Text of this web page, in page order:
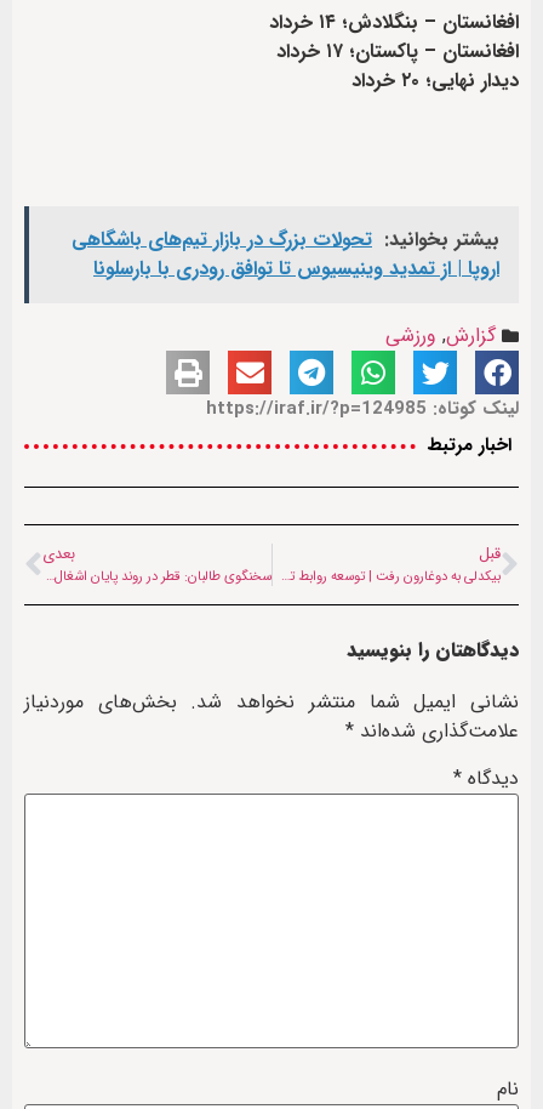
افغانستان – بنگلادش؛ ۱۴ خرداد
افغانستان – پاکستان؛ ۱۷ خرداد
دیدار نهایی؛ ۲۰ خرداد
بیشتر بخوانید: تحولات بزرگ در بازار تیم‌های باشگاهی
اروپا | از تمدید وینیسیوس تا توافق رودری با بارسلونا
گزارش, ورزشی
لینک کوتاه: https://iraf.ir/?p=124985
اخبار مرتبط
قبل
بیکدلی به دوغارون رفت | توسعه روابط تجاری ایران و افغانستان در دستور کار
بعدی
سخنگوی طالبان: قطر در روند پایان اشغال افغانستان نقش کلیدی داشت
دیدگاهتان را بنویسید
نشانی ایمیل شما منتشر نخواهد شد. بخش‌های موردنیاز
علامت‌گذاری شده‌اند *
دیدگاه *
نام